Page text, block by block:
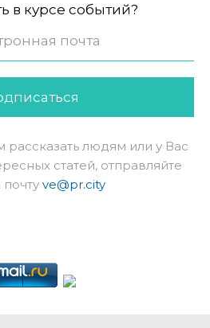
в курсе событий?
рассказать людям или у Вас
статей, отправляйте
ve@pr.city